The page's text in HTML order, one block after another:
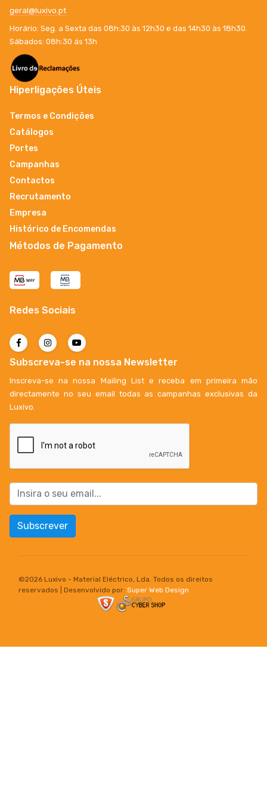
geral@luxivo.pt
Horário: Seg. a Sexta das 08h:30 às 12h30 e das 14h30 às 18h30.
Sábados: 08h:30 ás 13h
Hiperligações Úteis
Termos e Condições
Catálogos
Portes
Campanhas
Contactos
Recrutamento
Empresa
Histórico de Encomendas
Métodos de Pagamento
Redes Sociais
Subscreva-se na nossa Newsletter
Inscreva-se na nossa Mailing List e receba em primeira mão
directamente no seu email todas as campanhas exclusivas da
Luxivo.
Subscrever
©2026 Luxivo - Material Eléctrico, Lda. Todos os direitos
reservados | Desenvolvido por: Super Web Design